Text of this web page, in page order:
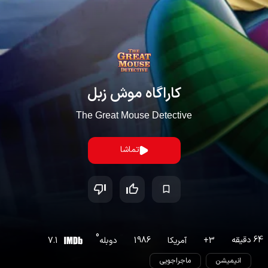
کاراگاه موش زبل
The Great Mouse Detective
تماشا
64 دقیقه 3
+ آمریکا 1986 دوبله0
7.1
انیمیشن ماجراجویی